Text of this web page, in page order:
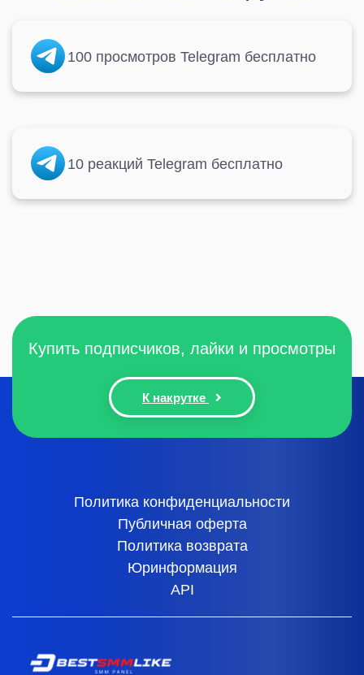
100 просмотров Telegram бесплатно
10 реакций Telegram бесплатно
Купить подписчиков, лайки и просмотры
К накрутке
Политика конфиденциальности
Публичная оферта
Политика возврата
Юринформация
API